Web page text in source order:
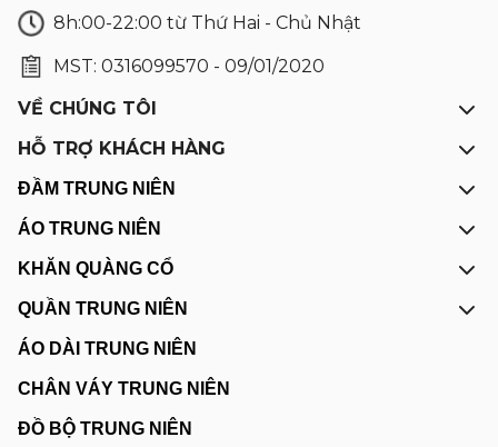
8h:00-22:00 từ Thứ Hai - Chủ Nhật
MST: 0316099570 - 09/01/2020
VỀ CHÚNG TÔI
HỖ TRỢ KHÁCH HÀNG
ĐẦM TRUNG NIÊN
ÁO TRUNG NIÊN
KHĂN QUÀNG CỔ
QUẦN TRUNG NIÊN
ÁO DÀI TRUNG NIÊN
CHÂN VÁY TRUNG NIÊN
ĐỒ BỘ TRUNG NIÊN